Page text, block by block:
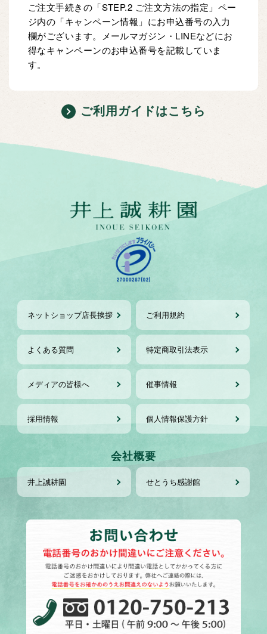
ご注文手続きの「STEP.2 ご注文方法の指定」ペー
ジ内の「キャンペーン情報」にお申込番号の入力
欄がございます。メールマガジン・LINEなどにお
得なキャンペーンのお申込番号を記載していま
す。
ご利用ガイドはこちら
ネットショップ店長挨拶 ご利用規約
よくある質問 特定商取引法表示
メディアの皆様へ 催事情報
採用情報 個人情報保護方針
会社概要
井上誠耕園 せとうち感謝館